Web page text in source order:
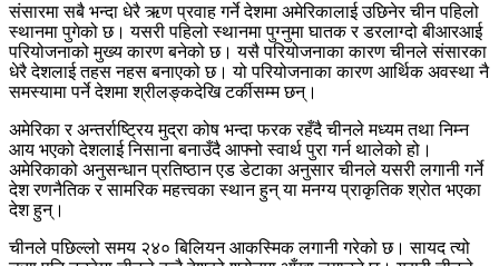
संसारमा सबै भन्दा धेरै ऋण प्रवाह गर्ने देशमा अमेरिकालाई उछिनेर चीन पहिलो
स्थानमा पुगेको छ। यसरी पहिलो स्थानमा पुग्नुमा घातक र डरलाग्दो बीआरआई
परियोजनाको मुख्य कारण बनेको छ। यसै परियोजनाका कारण चीनले संसारका
धेरै देशलाई तहस नहस बनाएको छ। यो परियोजनाका कारण आर्थिक अवस्था नै
समस्यामा पर्ने देशमा श्रीलङ्कदेखि टर्कीसम्म छन्।
अमेरिका र अन्तर्राष्ट्रिय मुद्रा कोष भन्दा फरक रहँदै चीनले मध्यम तथा निम्न
आय भएको देशलाई निसाना बनाउँदै आफ्नो स्वार्थ पुरा गर्न थालेको हो।
अमेरिकाको अनुसन्धान प्रतिष्ठान एड डेटाका अनुसार चीनले यसरी लगानी गर्ने
देश रणनैतिक र सामरिक महत्त्वका स्थान हुन् या मनग्य प्राकृतिक श्रोत भएका
देश हुन्।
चीनले पछिल्लो समय २४० बिलियन आकस्मिक लगानी गरेको छ। सायद त्यो